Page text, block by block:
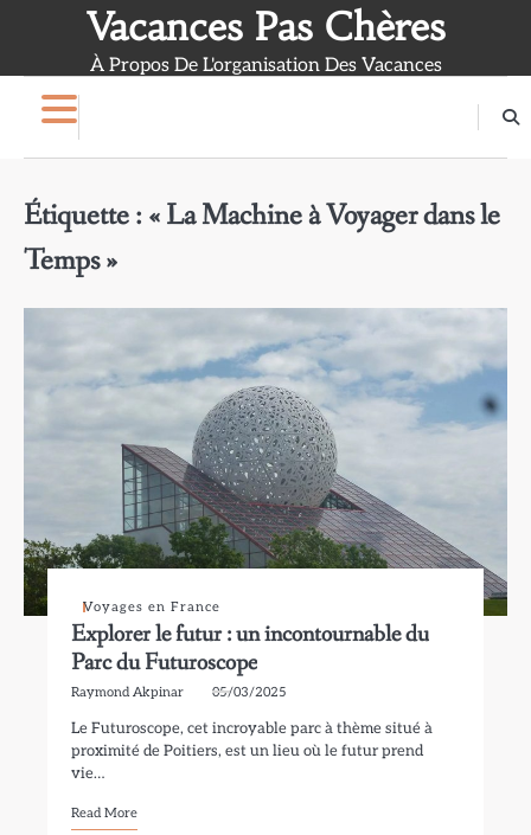
Vacances Pas Chères
À Propos De L'organisation Des Vacances
Étiquette : « La Machine à Voyager dans le
Temps »
Voyages en France
Explorer le futur : un incontournable du
Parc du Futuroscope
Raymond Akpinar 05/03/2025
Le Futuroscope, cet incroyable parc à thème situé à
proximité de Poitiers, est un lieu où le futur prend
vie…
Read More